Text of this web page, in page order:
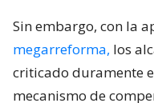
Sin embargo, con la
megarreforma, los
criticado duramente
mecanismo de